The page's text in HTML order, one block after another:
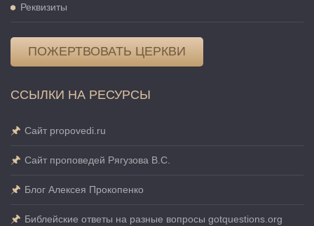
Реквизиты
ПОЖЕРТВОВАТЬ ЦЕРКВИ
ССЫЛКИ НА РЕСУРСЫ
Сайт propovedi.ru
Сайт проповедей Рягузова В.С.
Блог Алексея Прокопенко
Библейские ответы на разные вопросы gotquestions.org